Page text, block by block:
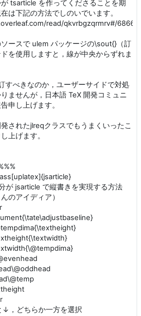
tsarticle を作ってくださることを期
は下記の方法でしのいでいます。
read/qkvrbgzqrmrv#/
ースで ulem パッケージの\sout{}（訂
を使用しますと，線が中央からずれま
すべきなのか，ユーザーサイドで対処
ませんが，日本語 TeX 開発コミュニ
申し上げます。
されたjlreqクラスでもうまくいったこ
上げます。
が jsarticle で縦書きを実現する方法
のアイディア）
↓，どちらか一方を選択